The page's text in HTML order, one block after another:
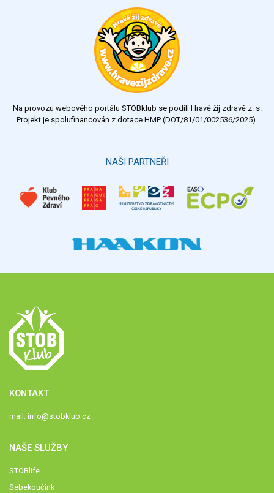
Na provozu webového portálu STOBklub se podílí Hravě žij zdravě z. s.
Projekt je spolufinancován z dotace HMP (DOT/81/01/002536/2025).
NAŠI PARTNEŘI
KONTAKT
mail: info@stobklub.cz
NAŠE SLUŽBY
STOBlife
Sebekoučink